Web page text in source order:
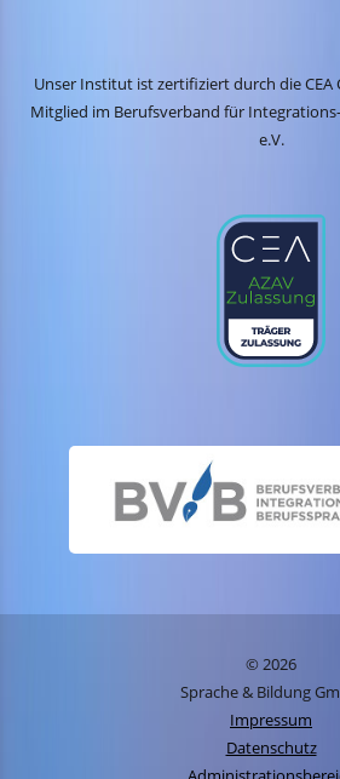
Unser Institut ist zertifiziert durch die
Mitglied im Berufsverband für
e.V.
© 2026
Sprache & Bildung
Impressum
Datenschutz